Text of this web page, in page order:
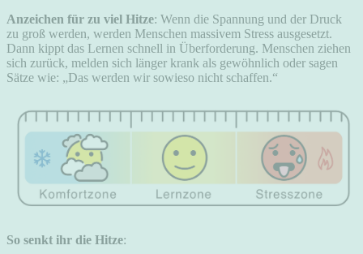
Anzeichen für zu viel Hitze: Wenn die Spannung und der Druck
zu groß werden, werden Menschen massivem Stress ausgesetzt.
Dann kippt das Lernen schnell in Überforderung. Menschen ziehen
sich zurück, melden sich länger krank als gewöhnlich oder sagen
Sätze wie: „Das werden wir sowieso nicht schaffen.“
So senkt ihr die Hitze: